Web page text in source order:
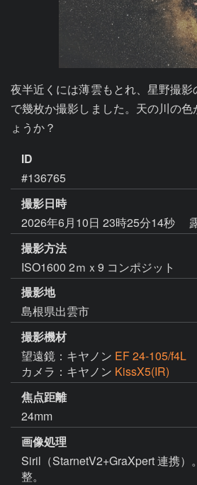
夜半近くには薄雲もとれ、星野撮
で幾枚か撮影しました。天の川の
ょうか？
ID
#136765
撮影日時
2026年6月10日 23時25分14秒
撮影方法
ISO1600 2ｍｘ9 コンポジット
撮影地
島根県出雲市
撮影機材
望遠鏡：キヤノン EF 24-105/f4L
カメラ：キヤノン KissX5(IR)
焦点距離
24mm
画像処理
Siril（StarnetV2+GraXpert 連携）
整。